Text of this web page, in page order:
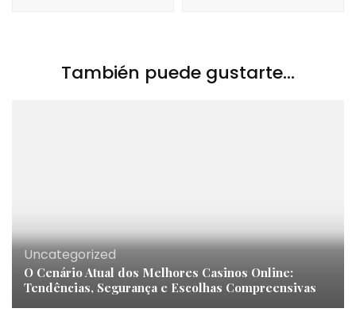
También puede gustarte...
Uncategorized
O Cenário Atual dos Melhores Casinos Online:
Tendências, Segurança e Escolhas Compreensivas